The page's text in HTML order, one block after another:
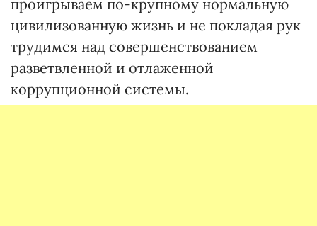
проигрываем по-крупному нормальную
цивилизованную жизнь и не покладая рук
трудимся над совершенствованием
разветвленной и отлаженной
коррупционной системы.